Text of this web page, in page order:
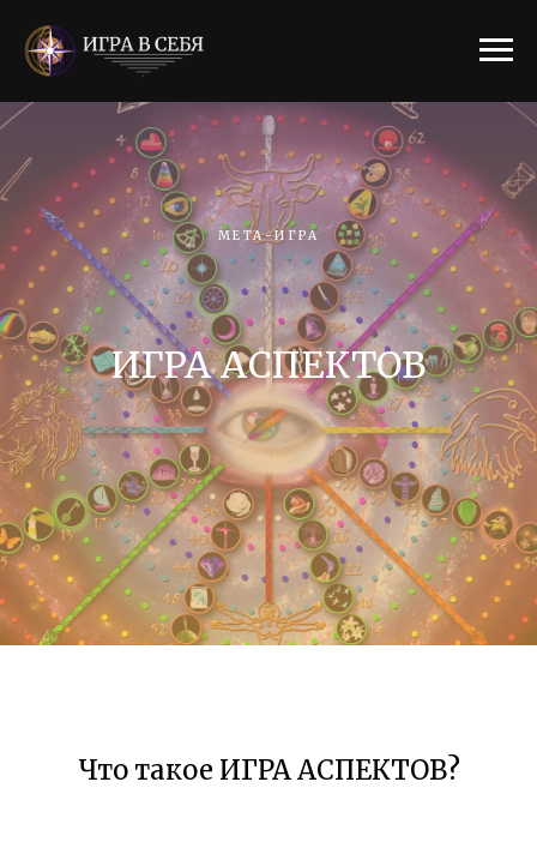
МЕТА-ИГРА
ИГРА АСПЕКТОВ
Что такое ИГРА АСПЕКТОВ?